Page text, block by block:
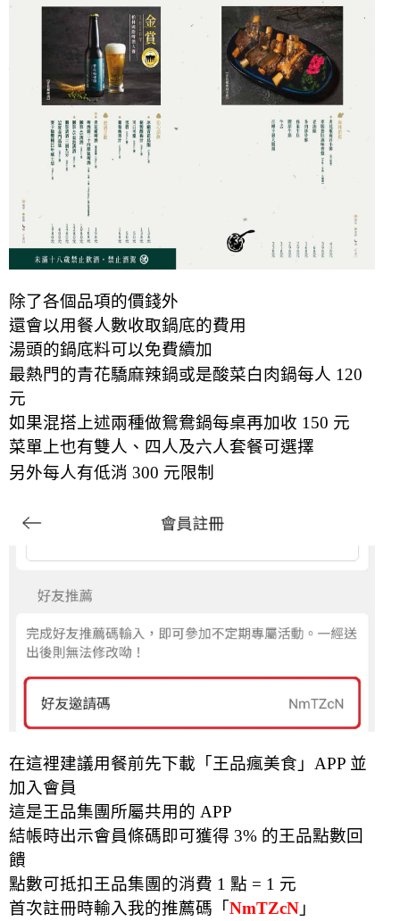
除了各個品項的價錢外
還會以用餐人數收取鍋底的費用
湯頭的鍋底料可以免費續加
最熱門的青花驕麻辣鍋或是酸菜白肉鍋每人 120
元
如果混搭上述兩種做鴛鴦鍋每桌再加收 150 元
菜單上也有雙人、四人及六人套餐可選擇
另外每人有低消 300 元限制
在這裡建議用餐前先下載「王品瘋美食」APP 並
加入會員
這是王品集團所屬共用的 APP
結帳時出示會員條碼即可獲得 3% 的王品點數回
饋
點數可抵扣王品集團的消費 1 點 = 1 元
首次註冊時輸入我的推薦碼「NmTZcN 」